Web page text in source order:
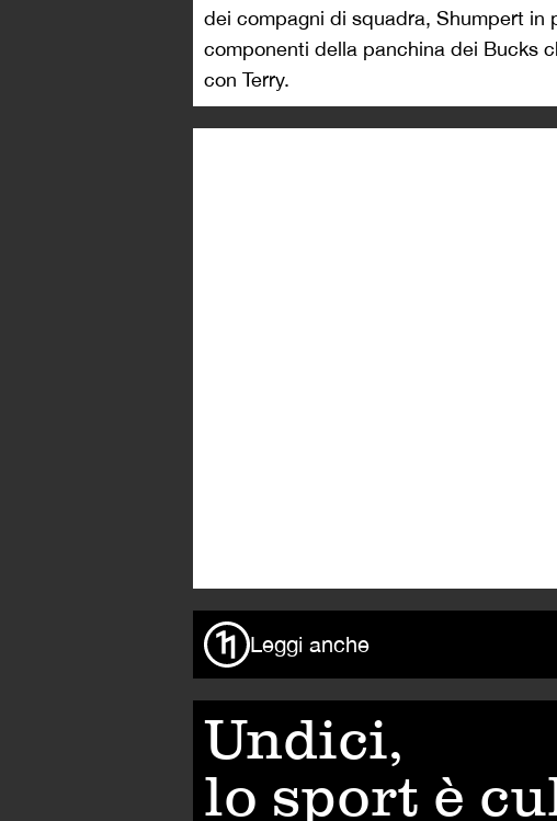
dei compagni di squadra, Shumpert in
componenti della panchina dei Bucks
con Terry.
Leggi anche
Undici,
lo sport è